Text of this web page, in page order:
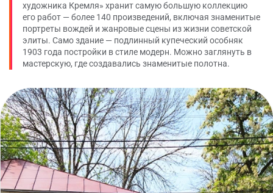
художника Кремля» хранит самую большую коллекцию
его работ — более 140 произведений, включая знаменитые
портреты вождей и жанровые сцены из жизни советской
элиты. Само здание — подлинный купеческий особняк
1903 года постройки в стиле модерн. Можно заглянуть в
мастерскую, где создавались знаменитые полотна.